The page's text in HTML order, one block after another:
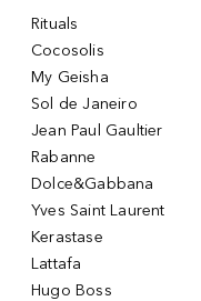
Rituals
Cocosolis
My Geisha
Sol de Janeiro
Jean Paul Gaultier
Rabanne
Dolce&Gabbana
Yves Saint Laurent
Kerastase
Lattafa
Hugo Boss